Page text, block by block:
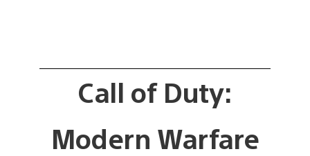
Call of Duty:
Modern Warfare